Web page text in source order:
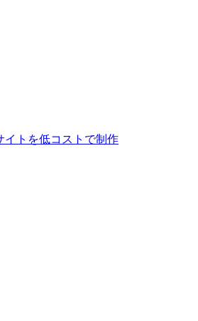
イトを低コストで制作